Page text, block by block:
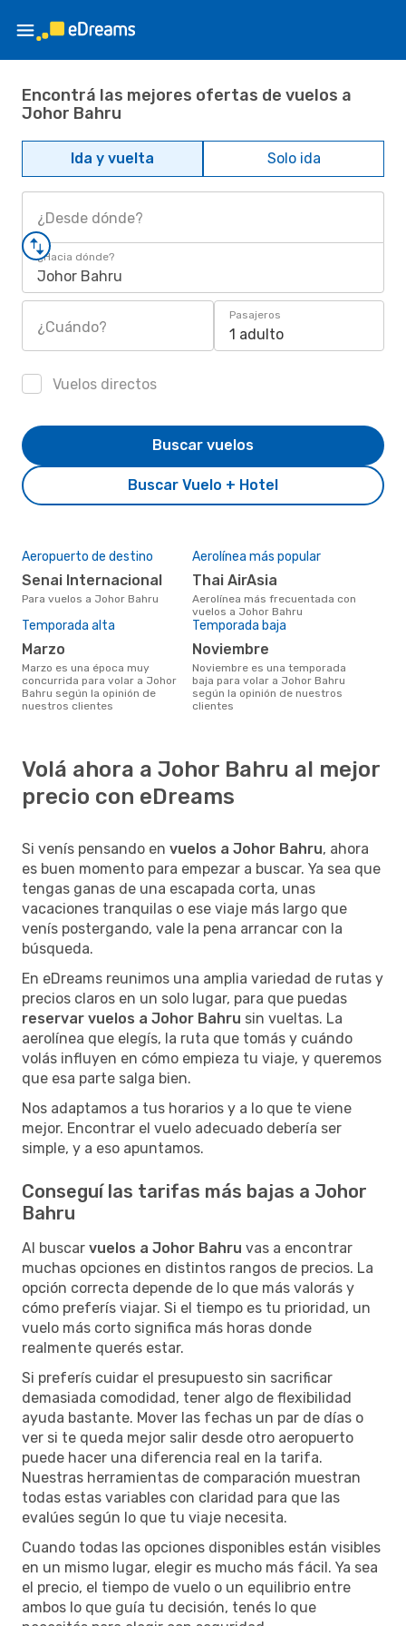
Encontrá las mejores ofertas de vuelos a
Johor Bahru
Ida y vuelta Solo ida
¿Desde dónde?
¿Hacia dónde?
Johor Bahru
¿Cuándo?
Pasajeros
1 adulto
Vuelos directos
Buscar Vuelo + Hotel
Buscar vuelos
Aeropuerto de destino
Senai Internacional
Para vuelos a Johor Bahru
Aerolínea más popular
Thai AirAsia
Aerolínea más frecuentada con
vuelos a Johor Bahru
Temporada alta
marzo
marzo es una época muy
concurrida para volar a Johor
Bahru según la opinión de
nuestros clientes
Temporada baja
noviembre
noviembre es una temporada
baja para volar a Johor Bahru
según la opinión de nuestros
clientes
Volá ahora a Johor Bahru al mejor
precio con eDreams
Si venís pensando en vuelos a Johor Bahru, ahora
es buen momento para empezar a buscar. Ya sea que
tengas ganas de una escapada corta, unas
vacaciones tranquilas o ese viaje más largo que
venís postergando, vale la pena arrancar con la
búsqueda.
En eDreams reunimos una amplia variedad de rutas y
precios claros en un solo lugar, para que puedas
reservar vuelos a Johor Bahru sin vueltas. La
aerolínea que elegís, la ruta que tomás y cuándo
volás influyen en cómo empieza tu viaje, y queremos
que esa parte salga bien.
Nos adaptamos a tus horarios y a lo que te viene
mejor. Encontrar el vuelo adecuado debería ser
simple, y a eso apuntamos.
Conseguí las tarifas más bajas a Johor
Bahru
Al buscar vuelos a Johor Bahru vas a encontrar
muchas opciones en distintos rangos de precios. La
opción correcta depende de lo que más valorás y
cómo preferís viajar. Si el tiempo es tu prioridad, un
vuelo más corto significa más horas donde
realmente querés estar.
Si preferís cuidar el presupuesto sin sacrificar
demasiada comodidad, tener algo de flexibilidad
ayuda bastante. Mover las fechas un par de días o
ver si te queda mejor salir desde otro aeropuerto
puede hacer una diferencia real en la tarifa.
Nuestras herramientas de comparación muestran
todas estas variables con claridad para que las
evalúes según lo que tu viaje necesita.
Cuando todas las opciones disponibles están visibles
en un mismo lugar, elegir es mucho más fácil. Ya sea
el precio, el tiempo de vuelo o un equilibrio entre
ambos lo que guía tu decisión, tenés lo que